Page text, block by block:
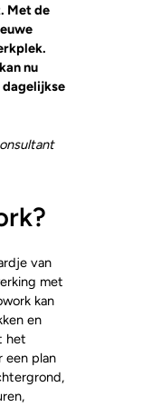
Met de
nu
dagelijkse
van
met
kan
en
het
een plan